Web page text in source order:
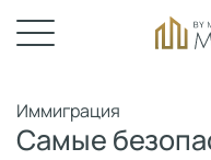
Иммиграция
Самые